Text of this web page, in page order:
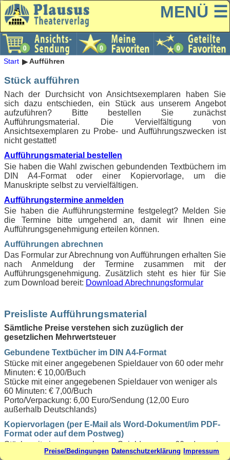
MENÜ ☰
Start Aufführen
Preise/Bedingungen Datenschutzerklärung Impressum
Stück aufführen
Nach der Durchsicht von Ansichtsexemplaren haben Sie
sich dazu entschieden, ein Stück aus unserem Angebot
aufzuführen? Bitte bestellen Sie zunächst
Aufführungsmaterial. Die Vervielfältigung von
Ansichtsexemplaren zu Probe- und Aufführungszwecken ist
nicht gestattet!
Aufführungsmaterial bestellen
Sie haben die Wahl zwischen gebundenden Textbüchern im
DIN A4-Format oder einer Kopiervorlage, um die
Manuskripte selbst zu vervielfältigen.
Aufführungstermine anmelden
Sie haben die Aufführungstermine festgelegt? Melden Sie
die Termine bitte umgehend an, damit wir Ihnen eine
Aufführungsgenehmigung erteilen können.
Aufführungen abrechnen
Das Formular zur Abrechnung von Aufführungen erhalten Sie
nach Anmeldung der Termine zusammen mit der
Aufführungsgenehmigung. Zusätzlich steht es hier für Sie
zum Download bereit: Download Abrechnungsformular
Preisliste Aufführungsmaterial
Sämtliche Preise verstehen sich zuzüglich der
gesetzlichen Mehrwertsteuer
Gebundene Textbücher im DIN A4-Format
Stücke mit einer angegebenen Spieldauer von 60 oder mehr
Minuten: € 10,00/Buch
Stücke mit einer angegebenen Spieldauer von weniger als
60 Minuten: € 7,00/Buch
Porto/Verpackung: 6,00 Euro/Sendung (12,00 Euro
außerhalb Deutschlands)
Kopiervorlagen (per E-Mail als Word-Dokument/im PDF-
Format oder auf dem Postweg)
Stücke mit einer angegebenen Spieldauer von 60 oder mehr
Minuten: € 30,00